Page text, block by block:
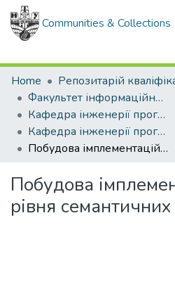
Communities & Collections
Home
Факультет інформаційних технологій
Кафедра інженерії програмного забезпечення
Кафедра інженерії програмного забезпечення (рівень бакалавр)
Побудова імплементацій для рівня семантичних зв’язків
Побудова
рівня семантичних